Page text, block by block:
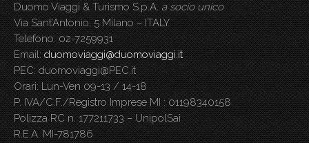
Duomo Viaggi & Turismo S.p.A.a socio unico
Via Sant’Antonio, 5 Milano – ITALY
Telefono: 02-7259931
Email:duomoviaggi@duomoviaggi.it
PEC: duomoviaggi@PEC.it
Orari: Lun-Ven 09-13 / 14-18
P. IVA/C.F./Registro Imprese MI : 01198340158
Polizza RC n. 177211733 – UnipolSai
R.E.A. MI-781786